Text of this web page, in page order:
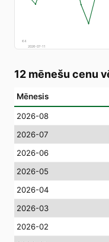
€4
2026-07-11
12 mēnešu cenu
Mēnesis
2026-08
2026-07
2026-06
2026-05
2026-04
2026-03
2026-02